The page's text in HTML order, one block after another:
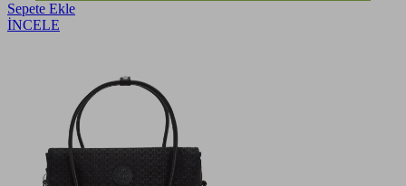
Sepete Ekle
İNCELE